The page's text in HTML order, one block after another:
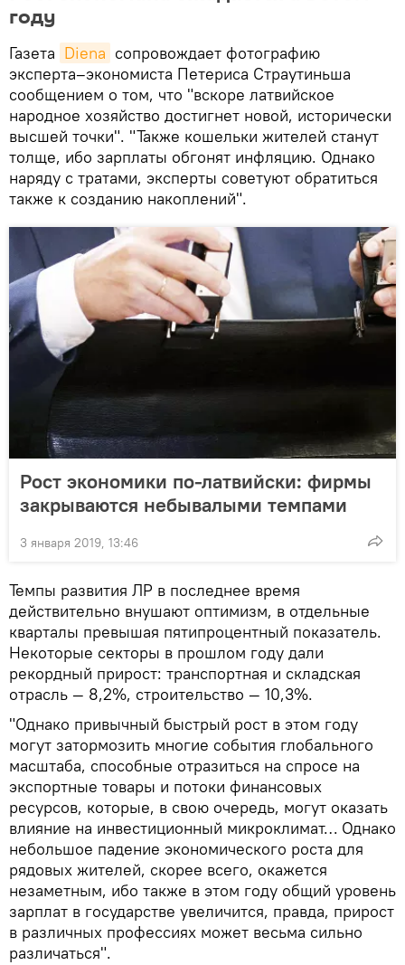
году
Газета Diena сопровождает фотографию
эксперта–экономиста Петериса Страутиньша
сообщением о том, что "вскоре латвийское
народное хозяйство достигнет новой, исторически
высшей точки". "Также кошельки жителей станут
толще, ибо зарплаты обгонят инфляцию. Однако
наряду с тратами, эксперты советуют обратиться
также к созданию накоплений".
Рост экономики по-латвийски: фирмы
закрываются небывалыми темпами
3 января 2019, 13:46
Темпы развития ЛР в последнее время
действительно внушают оптимизм, в отдельные
кварталы превышая пятипроцентный показатель.
Некоторые секторы в прошлом году дали
рекордный прирост: транспортная и складская
отрасль — 8,2%, строительство — 10,3%.
"Однако привычный быстрый рост в этом году
могут затормозить многие события глобального
масштаба, способные отразиться на спросе на
экспортные товары и потоки финансовых
ресурсов, которые, в свою очередь, могут оказать
влияние на инвестиционный микроклимат… Однако
небольшое падение экономического роста для
рядовых жителей, скорее всего, окажется
незаметным, ибо также в этом году общий уровень
зарплат в государстве увеличится, правда, прирост
в различных профессиях может весьма сильно
различаться".